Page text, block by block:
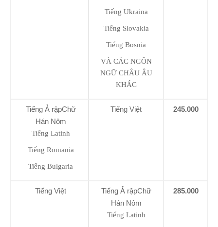
Tiếng Ukraina
Tiếng Slovakia
Tiếng Bosnia
VÀ CÁC NGÔN
NGỮ CHÂU ÂU
KHÁC
Tiếng Ả rậpChữ
Hán Nôm
Tiếng Latinh
Tiếng Romania
Tiếng Bulgaria
Tiếng Việt 245.000
Tiếng Việt
Tiếng Ả rậpChữ
Hán Nôm
Tiếng Latinh
285.000